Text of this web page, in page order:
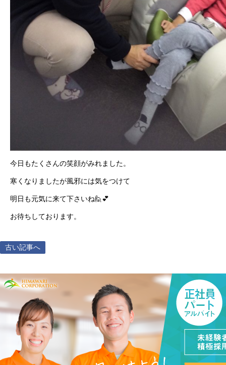
今日もたくさんの笑顔がみれました。
寒くなりましたが風邪には気をつけて
明日も元気に来て下さいね🙋💕
お待ちしております。
古い記事へ